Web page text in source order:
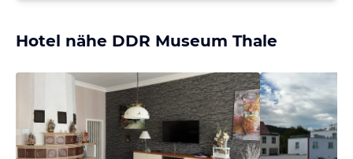
Hotel nähe DDR Museum Thale